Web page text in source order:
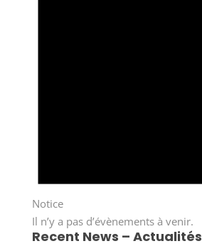
Notice
Il n’y a pas d’évènements à venir.
Recent News –